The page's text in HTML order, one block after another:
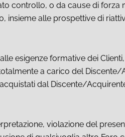
controllo, o da cause di forza
insieme alle prospettive di
esigenze formative dei
a carico del
dal Discente/
violazione del